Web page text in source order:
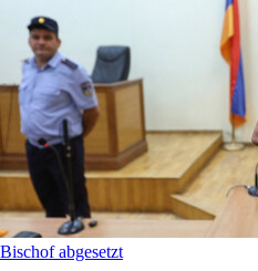
Bischof abgesetzt